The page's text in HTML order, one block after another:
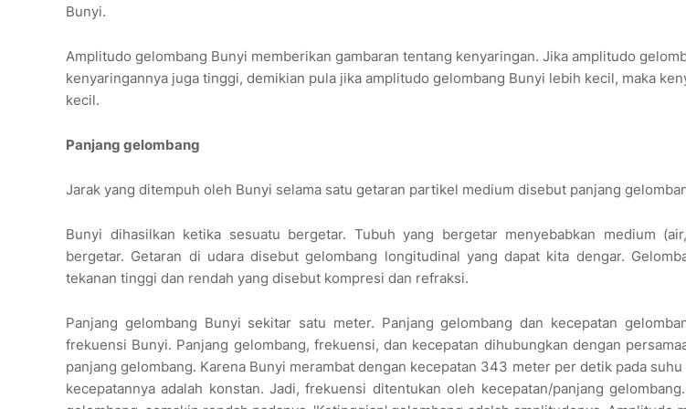
Bunyi.
Amplitudo gelombang Bunyi memberikan gambaran tentang kenyaringan. Jika amplitudo
kenyaringannya juga tinggi, demikian pula jika amplitudo gelombang Bunyi lebih kecil, maka
kecil.
Panjang gelombang
Jarak yang ditempuh oleh Bunyi selama satu getaran partikel medium disebut panjang
Bunyi dihasilkan ketika sesuatu bergetar. Tubuh yang bergetar menyebabkan medium
bergetar. Getaran di udara disebut gelombang longitudinal yang dapat kita dengar.
tekanan tinggi dan rendah yang disebut kompresi dan refraksi.
Panjang gelombang Bunyi sekitar satu meter. Panjang gelombang dan kecepatan
frekuensi Bunyi. Panjang gelombang, frekuensi, dan kecepatan dihubungkan dengan
panjang gelombang. Karena Bunyi merambat dengan kecepatan 343 meter per detik pada suhu
kecepatannya adalah konstan. Jadi, frekuensi ditentukan oleh kecepatan/panjang